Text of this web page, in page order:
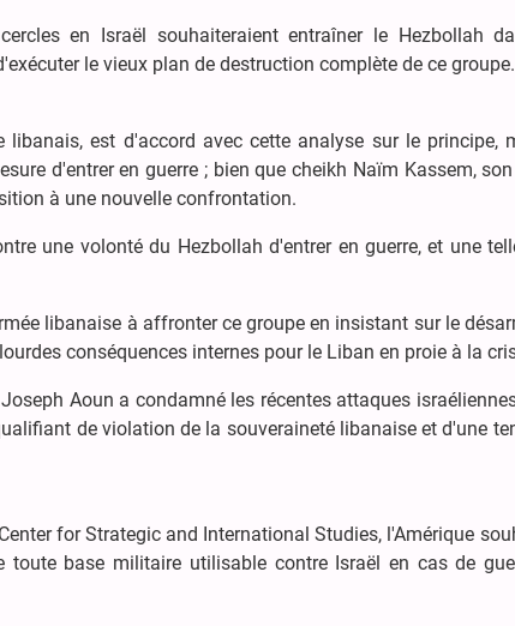
en Israël souhaiteraient entraîner le Hezbollah
le vieux plan de destruction complète de ce groupe.
libanais, est d'accord avec cette analyse sur le principe,
d'entrer en guerre ; bien que cheikh Naïm Kassem,
à une nouvelle confrontation.
une volonté du Hezbollah d'entrer en guerre, et une
libanaise à affronter ce groupe en insistant sur le
conséquences internes pour le Liban en proie à la
Aoun a condamné les récentes attaques
de violation de la souveraineté libanaise et d'une
for Strategic and International Studies, l'Amérique
toute base militaire utilisable contre Israël en cas de